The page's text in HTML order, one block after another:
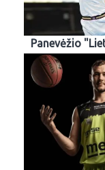
Panevėžio